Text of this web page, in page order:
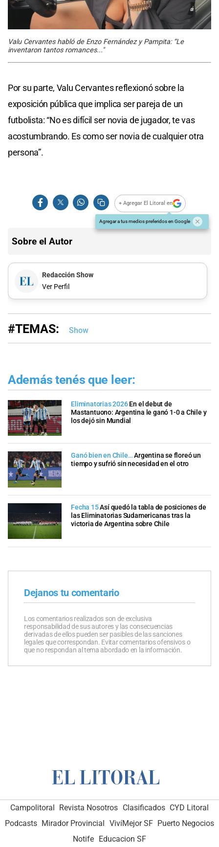
Valu Cervantes habló de Enzo Fernández y Pampita: “Le
inventaron tantos romances..."
Por su parte, Valu Cervantes reflexionó sobre la
exposición pública que implica ser pareja de un
futbolista: “No es difícil ser novia de jugador, te vas
acostumbrando. Es como ser novia de cualquier otra
persona”.
+ Agregar El Litoral en
Agregar a tus medios preferidos en Google
Sobre el Autor
Redacción Show
Ver Perfil
#TEMAS: Show
Además tenés que leer:
Eliminatorias 2026 En el debut de
Mastantuono: Argentina le ganó 1-0 a Chile y
los dejó sin Mundial
Ganó bien en Chile…Argentina se floreó un
tiempo y sufrió sin necesidad en el otro
Fecha 15Así quedó la tabla de posiciones de
las Eliminatorias Sudamericanas tras la
victoria de Argentina sobre Chile
Dejanos tu comentario
Los comentarios realizados son de exclusiva
responsabilidad de sus autores y las consecuencias
derivadas de ellos pueden ser pasibles de las sanciones
legales que correspondan. Evitar comentarios ofensivos o
que no respondan al tema abordado en la información.
Campolitoral Revista Nosotros Clasificados CYD Litoral
Podcasts Mirador Provincial VivíMejor SF Puerto Negocios
Notife Educacion SF